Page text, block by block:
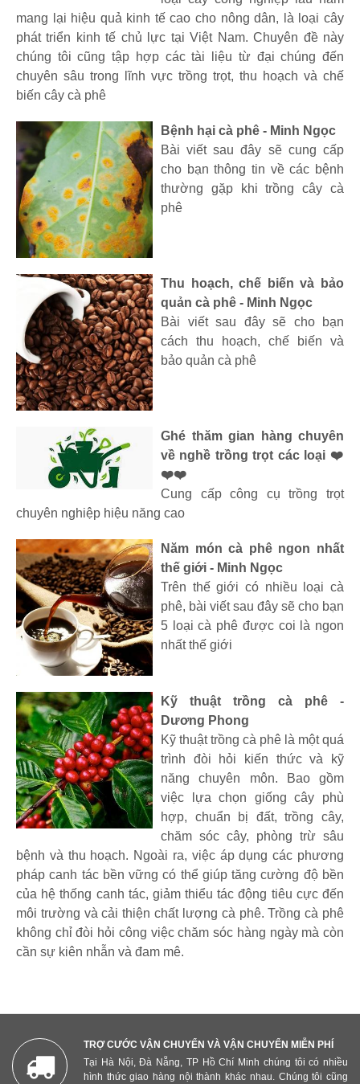
mang lại hiệu quả kinh tế cao cho nông dân, là loại cây
phát triển kinh tế chủ lực tại Việt Nam. Chuyên đề này
chúng tôi cũng tập hợp các tài liệu từ đại chúng đến
chuyên sâu trong lĩnh vực trồng trọt, thu hoạch và chế
biến cây cà phê
Bệnh hại cà phê - Minh Ngọc
Bài viết sau đây sẽ cung cấp
cho bạn thông tin về các bệnh
thường gặp khi trồng cây cà
phê
Thu hoạch, chế biến và bảo
quản cà phê - Minh Ngọc
Bài viết sau đây sẽ cho bạn
cách thu hoạch, chế biến và
bảo quản cà phê
Ghé thăm gian hàng chuyên
về nghề trồng trọt các loại ❤️
❤️❤️
Cung cấp công cụ trồng trọt
chuyên nghiệp hiệu năng cao
Năm món cà phê ngon nhất
thế giới - Minh Ngọc
Trên thế giới có nhiều loại cà
phê, bài viết sau đây sẽ cho bạn
5 loại cà phê được coi là ngon
nhất thế giới
Kỹ thuật trồng cà phê -
Dương Phong
Kỹ thuật trồng cà phê là một quá
trình đòi hỏi kiến thức và kỹ
năng chuyên môn. Bao gồm
việc lựa chọn giống cây phù
hợp, chuẩn bị đất, trồng cây,
chăm sóc cây, phòng trừ sâu
bệnh và thu hoạch. Ngoài ra, việc áp dụng các phương
pháp canh tác bền vững có thể giúp tăng cường độ bền
của hệ thống canh tác, giảm thiểu tác động tiêu cực đến
môi trường và cải thiện chất lượng cà phê. Trồng cà phê
không chỉ đòi hỏi công việc chăm sóc hàng ngày mà còn
cần sự kiên nhẫn và đam mê.
TRỢ CƯỚC VẬN CHUYỂN VÀ VẬN CHUYỂN MIỄN PHÍ
Tại Hà Nội, Đà Nẵng, TP Hồ Chí Minh chúng tôi có nhiều
hình thức giao hàng nội thành khác nhau. Chúng tôi cũng